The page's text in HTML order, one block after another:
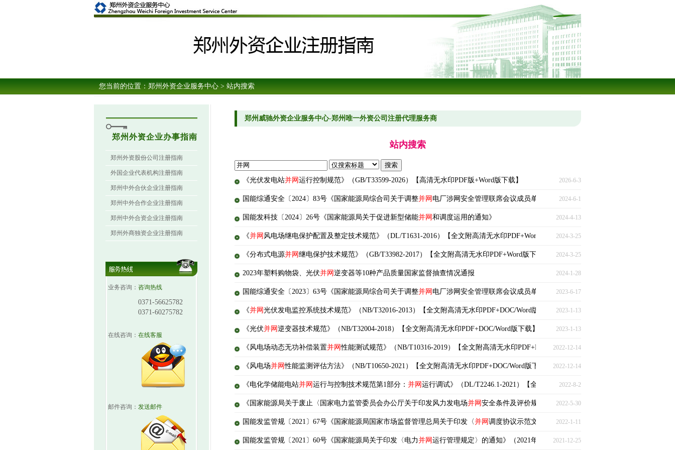
您当前的位置： 郑州外资企业服务中心 > 站内搜索
郑州外资企业办事指南
郑州外资股份公司注册指南
外国企业代表机构注册指南
郑州中外合伙企业注册指南
郑州中外合作企业注册指南
郑州中外合资企业注册指南
郑州外商独资企业注册指南
业务咨询： 咨询热线
0371-56625782
0371-60275782
在线咨询： 在线客服
邮件咨询： 发送邮件
郑州威驰外资企业服务中心-郑州唯一外资公司注册代理服务商
站内搜索
《光伏发电站并网 运行控制规范》（GB/T33599-2026）【高清无水印PDF版+Word版下载】 2026-6-3
国能综通安全〔2024〕83号《国家能源局综合司关于调整并网 电厂涉网安全管理联席会议成员单位组成人员的通知》
2024-6-1
国能发科技〔2024〕26号《国家能源局关于促进新型储能并网 和调度运用的通知》 2024-4-13
《并网 风电场继电保护配置及整定技术规范》（DL/T1631-2016）【全文附高清无水印PDF+Word版下载】2024-3-25
《分布式电源并网 继电保护技术规范》（GB/T33982-2017）【全文附高清无水印PDF+Word版下载】 2024-3-25
2023年塑料购物袋、光伏并网 逆变器等10种产品质量国家监督抽查情况通报 2024-1-28
国能综通安全〔2023〕63号《国家能源局综合司关于调整并网 电厂涉网安全管理联席会议成员单位组成人员的通知》
2023-6-17
《并网 光伏发电监控系统技术规范》（NB/T32016-2013）【全文附高清无水印PDF+DOC/Word版下载】2023-1-13
《光伏并网 逆变器技术规范》（NB/T32004-2018）【全文附高清无水印PDF+DOC/Word版下载】 2023-1-13
《风电场动态无功补偿装置并网性能测试规范》（NB/T10316-2019）【全文附高清无水印PDF+DOC/Word版下载】
2022-12-14
《风电场并网性能监测评估方法》（NB/T10650-2021）【全文附高清无水印PDF+DOC/Word版下载】 2022-12-14
《电化学储能电站并网 运行与控制技术规范第1部分： 并网 运行调试》（DL/T2246.1-2021）【全文附高清无水印PDF版下载】
2022-8-2
《国家能源局关于废止〈国家电力监管委员会办公厅关于印发风力发电场并网 安全条件及评价规范的通知〉（办安全〔2011〕79号）等6件
2022-5-30
国能发监管规〔2021〕67号《国家能源局国家市场监督管理总局关于印发〈并网 调度协议示范文本〉〈新能源场站
2022-1-11
国能发监管规〔2021〕60号《国家能源局关于印发〈电力并网 运行管理规定〉的通知》（2021年修订版全文）
2021-12-25